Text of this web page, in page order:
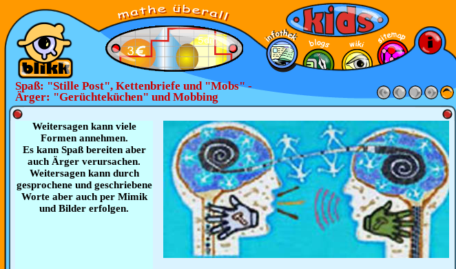
Spaß: "Stille Post", Kettenbriefe und "Mobs" -
Ärger: "Gerüchteküchen" und Mobbing
Weitersagen kann viele
Formen annehmen.
Es kann Spaß bereiten aber
auch Ärger verursachen.
Weitersagen kann durch
gesprochene und geschriebene
Worte aber auch per Mimik
und Bilder erfolgen.